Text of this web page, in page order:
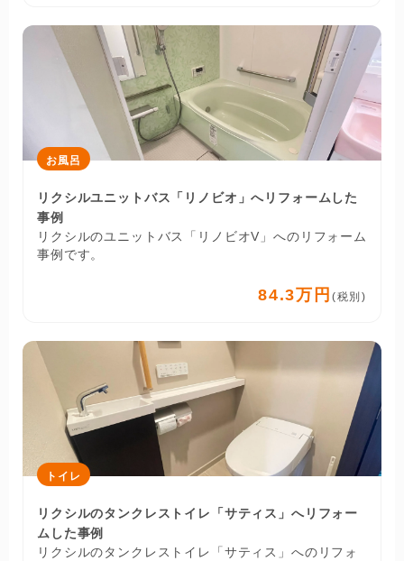
お風呂
リクシルユニットバス「リノビオ」へリフォームした
事例
リクシルのユニットバス「リノビオV」へのリフォーム
事例です。
84.3万円 (税別)
トイレ
リクシルのタンクレストイレ「サティス」へリフォー
ムした事例
リクシルのタンクレストイレ「サティス」へのリフォ